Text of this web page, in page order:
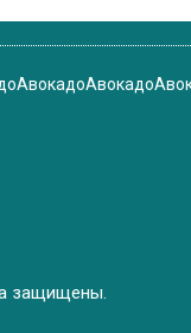
АвокадоАвокадо
защищены.